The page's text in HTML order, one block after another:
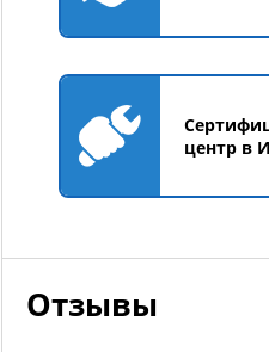
центр в
Отзывы